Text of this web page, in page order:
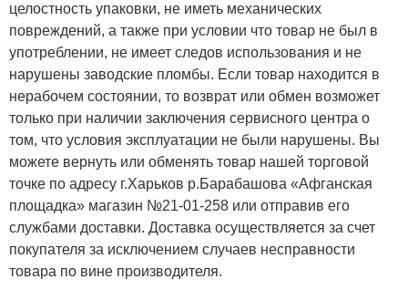
целостность упаковки, не иметь механических
повреждений, а также при условии что товар не был в
употреблении, не имеет следов использования и не
нарушены заводские пломбы. Если товар находится в
нерабочем состоянии, то возврат или обмен возможет
только при наличии заключения сервисного центра о
том, что условия эксплуатации не были нарушены. Вы
можете вернуть или обменять товар нашей торговой
точке по адресу г.Харьков р.Барабашова «Афганская
площадка» магазин №21-01-258 или отправив его
службами доставки. Доставка осуществляется за счет
покупателя за исключением случаев несправности
товара по вине производителя.